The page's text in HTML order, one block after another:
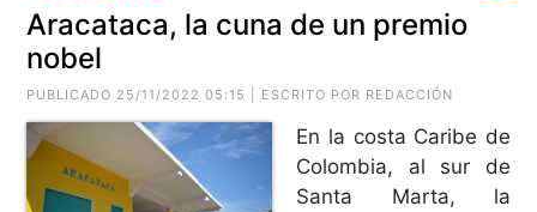
Aracataca, la cuna de un premio
nobel
PUBLICADO 25/11/2022 05:15 | ESCRITO POR REDACCIÓN
En la costa Caribe de
Colombia, al sur de
Santa Marta, la